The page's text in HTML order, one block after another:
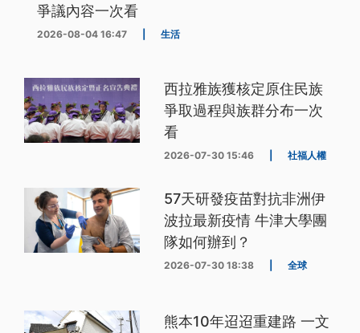
爭議內容一次看
2026-08-04 16:47 生活
西拉雅族獲核定原住民族
爭取過程與族群分布一次
看
2026-07-30 15:46 社福人權
57天研發疫苗對抗非洲伊
波拉最新疫情 牛津大學團
隊如何辦到？
2026-07-30 18:38 全球
熊本10年迢迢重建路 一文